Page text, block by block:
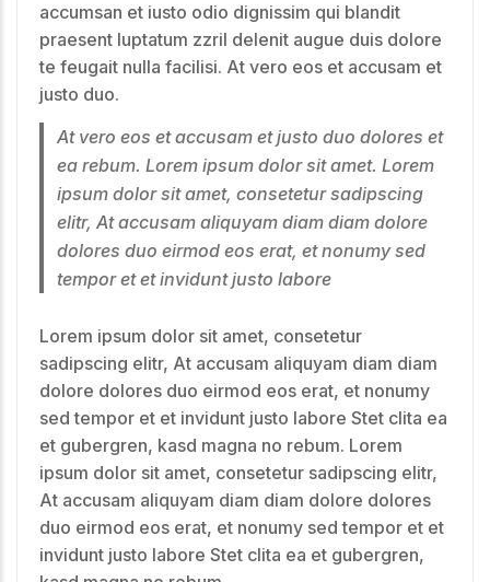
accumsan et iusto odio dignissim qui blandit
praesent luptatum zzril delenit augue duis dolore
te feugait nulla facilisi. At vero eos et accusam et
justo duo.
At vero eos et accusam et justo duo dolores et
ea rebum. Lorem ipsum dolor sit amet. Lorem
ipsum dolor sit amet, consetetur sadipscing
elitr, At accusam aliquyam diam diam dolore
dolores duo eirmod eos erat, et nonumy sed
tempor et et invidunt justo labore
Lorem ipsum dolor sit amet, consetetur
sadipscing elitr, At accusam aliquyam diam diam
dolore dolores duo eirmod eos erat, et nonumy
sed tempor et et invidunt justo labore Stet clita ea
et gubergren, kasd magna no rebum. Lorem
ipsum dolor sit amet, consetetur sadipscing elitr,
At accusam aliquyam diam diam dolore dolores
duo eirmod eos erat, et nonumy sed tempor et et
invidunt justo labore Stet clita ea et gubergren,